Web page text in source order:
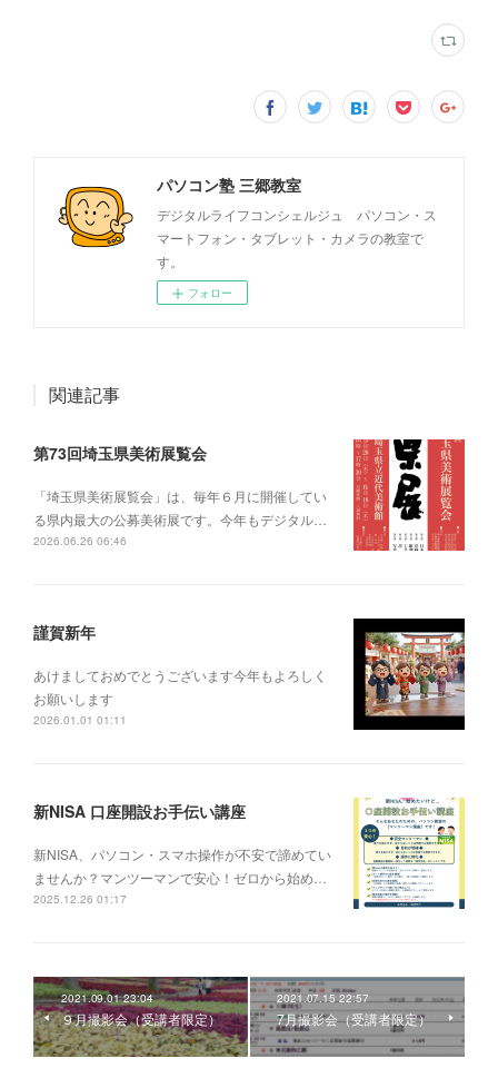
パソコン塾 三郷教室
デジタルライフコンシェルジュ パソコン・ス
マートフォン・タブレット・カメラの教室で
す。
フォロー
関連記事
第73回埼玉県美術展覧会
「埼玉県美術展覧会」は、毎年６月に開催してい
る県内最大の公募美術展です。今年もデジタル…
2026.06.26 06:46
謹賀新年
あけましておめでとうございます今年もよろしく
お願いします
2026.01.01 01:11
新NISA 口座開設お手伝い講座
新NISA、パソコン・スマホ操作が不安で諦めてい
ませんか？マンツーマンで安心！ゼロから始め…
2025.12.26 01:17
2021.09.01 23:04
９月撮影会（受講者限定）
2021.07.15 22:57
7月撮影会（受講者限定）